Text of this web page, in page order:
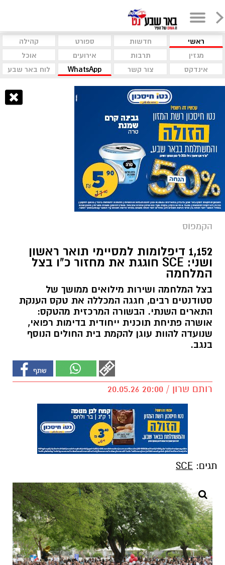
ראשי חדשות ספורט
קהילה
מגזין
תרבות אירועים
אוכל
אינדקס
צור קשר WhatsApp לוח באר שבע
הקמפוס
1,152 דיפלומות למסיימי תואר ראשון
ושני: SCE חוגגת את מחזור כ"ו בצל
המלחמה
בצל המלחמה ושירות מילואים ממושך של
סטודנטים רבים, חגגה המכללה את טקס הענקת
התארים השנתי. הבשורה המרכזית מהטקס:
אושרה פתיחת תוכנית ייחודית בדימות רפואי,
שנועדה להוות עוגן להקמת בית החולים הנוסף
בנגב.
רותם שרון / 20:00 20.05.26
תגים: SCE